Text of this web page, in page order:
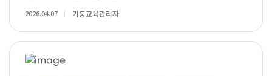
2026.04.07 기둥교육관리자